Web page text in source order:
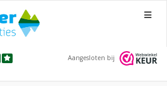
Menu
Aangesloten bij